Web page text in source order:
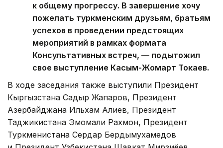
к общему прогрессу. В завершение хочу
пожелать туркменским друзьям, братьям
успехов в проведении предстоящих
мероприятий в рамках формата
Консультативных встреч, — подытожил
свое выступление Касым-Жомарт Токаев.
В ходе заседания также выступили Президент
Кыргызстана Садыр Жапаров, Президент
Азербайджана Ильхам Алиев, Президент
Таджикистана Эмомали Рахмон, Президент
Туркменистана Сердар Бердымухамедов